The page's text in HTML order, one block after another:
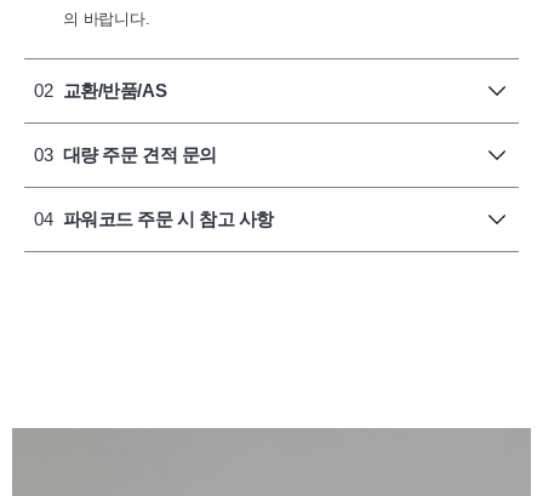
의 바랍니다.
02 교환/반품/AS
03 대량 주문 견적 문의
04 파워코드 주문 시 참고 사항